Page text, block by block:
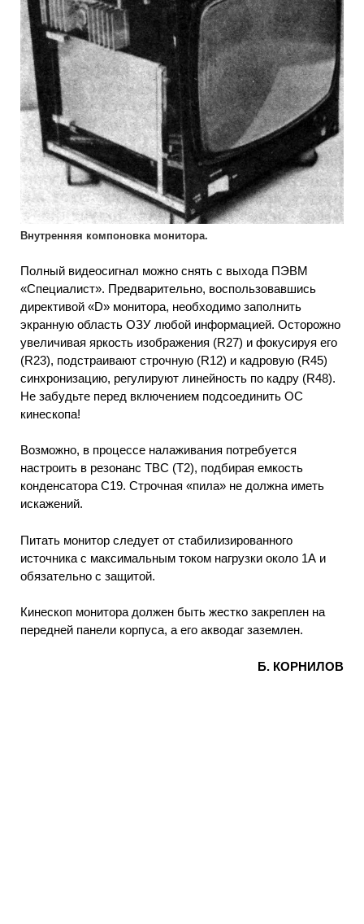
Внутренняя компоновка монитора.
Полный видеосигнал можно снять с выхода ПЭВМ
«Специалист». Предварительно, воспользовавшись
директивой «D» монитора, необходимо заполнить
экранную область ОЗУ любой информацией. Осторожно
увеличивая яркость изображения (R27) и фокусируя его
(R23), подстраивают строчную (R12) и кадровую (R45)
синхронизацию, регулируют линейность по кадру (R48).
Не забудьте перед включением подсоединить ОС
кинескопа!
Возможно, в процессе налаживания потребуется
настроить в резонанс ТВС (Т2), подбирая емкость
конденсатора С19. Строчная «пила» не должна иметь
искажений.
Питать монитор следует от стабилизированного
источника с максимальным током нагрузки около 1А и
обязательно с защитой.
Кинескоп монитора должен быть жестко закреплен на
передней панели корпуса, а его акводаг заземлен.
Б. КОРНИЛОВ